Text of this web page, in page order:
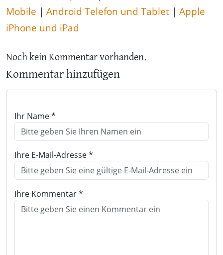
Mobile | Android Telefon und Tablet | Apple
iPhone und iPad
Noch kein Kommentar vorhanden.
Kommentar hinzufügen
Ihr Name *
Ihre E-Mail-Adresse *
Ihre Kommentar *